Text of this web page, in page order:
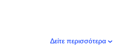
Δείτε περισσότερα